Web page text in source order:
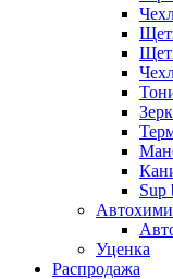
Sup
Уценка
Распродажа